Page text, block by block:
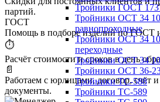
партий.
ГОСТ
Помощь в подборе изделий по ГОСТ
⏱
Расчёт стоимости и сроков в день
📄
Работаем с юрлицами, договор, счёт
документы.
Тройники ГОСТ
Тройники ОСТ 34
равнопроходные
Тройники ОСТ 34
переходные
Тройники ОСТ 34
Тройники ОСТ 36-
Тройники ТС-588
Тройники ТС-589